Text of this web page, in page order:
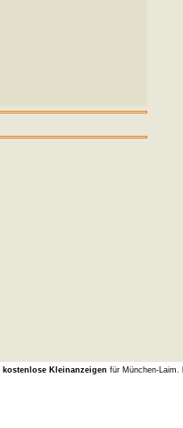
kostenlose Kleinanzeigen für München-Laim.